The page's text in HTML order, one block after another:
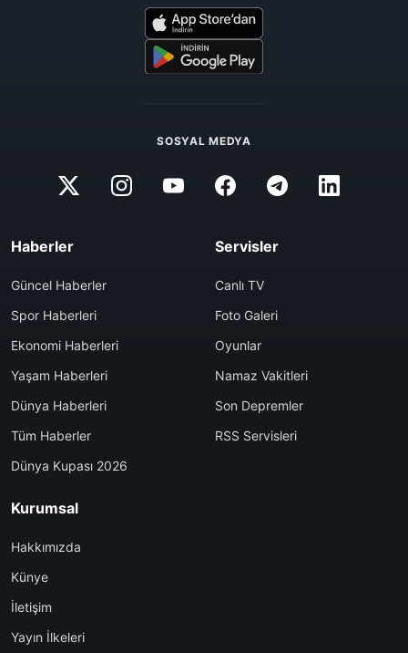
SOSYAL MEDYA
Haberler
Güncel Haberler
Spor Haberleri
Ekonomi Haberleri
Yaşam Haberleri
Dünya Haberleri
Tüm Haberler
Dünya Kupası 2026
Servisler
Canlı TV
Foto Galeri
Oyunlar
Namaz Vakitleri
Son Depremler
RSS Servisleri
Kurumsal
Hakkımızda
Künye
İletişim
Yayın İlkeleri